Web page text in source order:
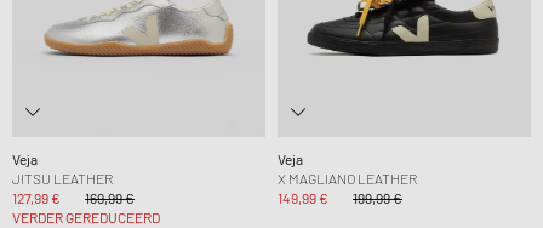
Veja
JITSU LEATHER
127,99 €
169,99 €
VERDER GEREDUCEERD
Veja
X MAGLIANO LEATHER
149,99 €
199,99 €